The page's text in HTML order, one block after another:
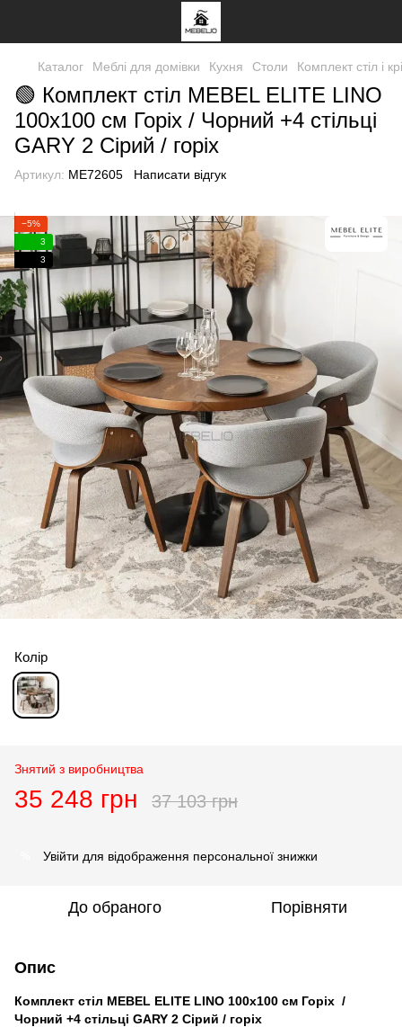
Каталог Меблі для домівки Кухня Столи Комплект стіл і
🟢 Комплект стіл MEBEL ELITE LINO
100х100 см Горіх / Чорний +4 стільці
GARY 2 Сірий / горіх
Артикул: ME72605 Написати відгук
−5%
3
3
Колір
Знятий з виробництва
35 248 грн 37 103 грн
Увійти для відображення персональної знижки
До обраного Порівняти
Опис
Комплект стіл MEBEL ELITE LINO 100х100 см Горіх /
Чорний +4 стільці GARY 2 Сірий / горіх